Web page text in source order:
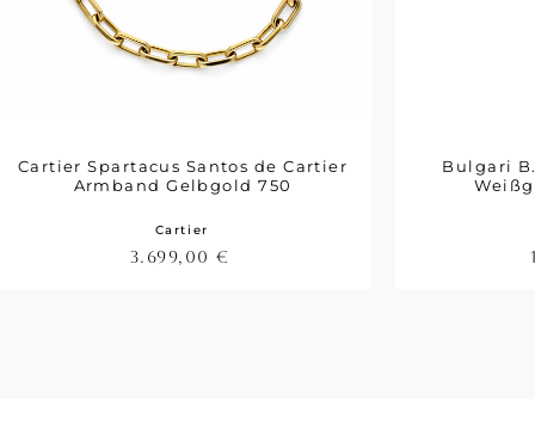
Cartier
Cartier Spartacus Santos de Cartier
Armband Gelbgold 750
3.699,00 €
Bulgari